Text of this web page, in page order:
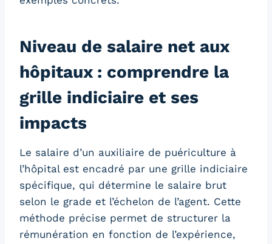
Niveau de salaire net aux
hôpitaux : comprendre la
grille indiciaire et ses
impacts
Le salaire d’un auxiliaire de puériculture à
l’hôpital est encadré par une grille indiciaire
spécifique, qui détermine le salaire brut
selon le grade et l’échelon de l’agent. Cette
méthode précise permet de structurer la
rémunération en fonction de l’expérience,